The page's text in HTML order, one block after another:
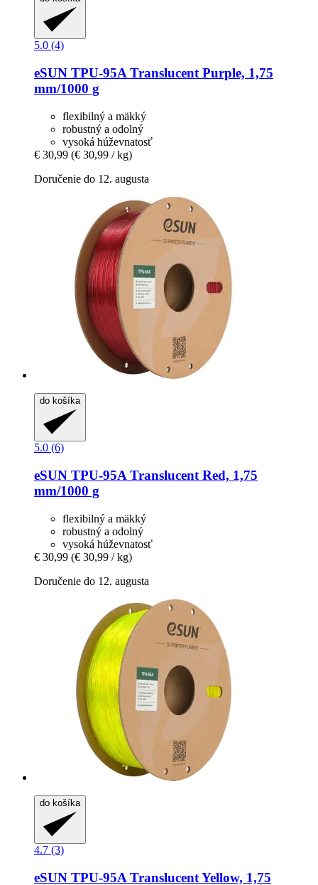
5.0 (4)
eSUN TPU-​95A Translucent Purple, 1,75
mm/1000 g
flexibilný a mäkký
robustný a odolný
vysoká húževnatosť
€ 30,99 (€ 30,99 / kg)
Doručenie do 12. augusta
do košíka
5.0 (6)
eSUN TPU-​95A Translucent Red, 1,75
mm/1000 g
flexibilný a mäkký
robustný a odolný
vysoká húževnatosť
€ 30,99 (€ 30,99 / kg)
Doručenie do 12. augusta
do košíka
4.7 (3)
eSUN TPU-​95A Translucent Yellow, 1,75